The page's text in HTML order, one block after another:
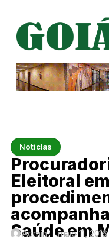
Notícias
Eleitoral
Saúde em
Admin maio 11, 2016